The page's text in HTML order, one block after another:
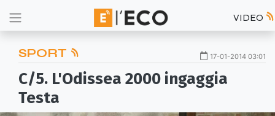
VIDEO
SPORT 17-01-2014 03:01
C/5. L'Odissea 2000 ingaggia
Testa